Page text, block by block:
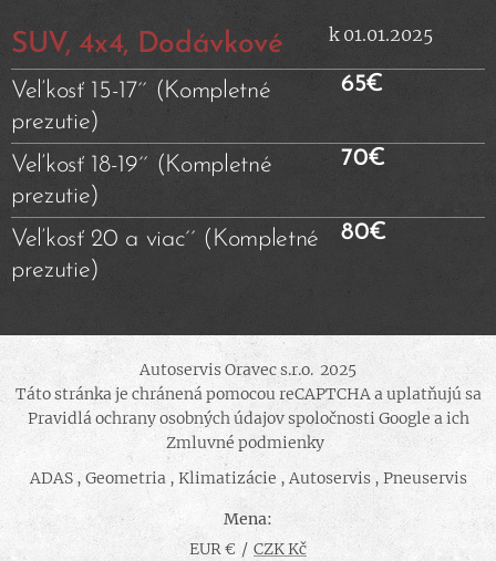
SUV, 4x4, Dodávkové k 01.01.2025
Veľkosť 15-17´´ (Kompletné
prezutie)
65€
Veľkosť 18-19´´ (Kompletné
prezutie)
70€
Veľkosť 20 a viac´´ (Kompletné
prezutie)
80€
Autoservis Oravec s.r.o. 2025
Táto stránka je chránená pomocou reCAPTCHA a uplatňujú sa
Pravidlá ochrany osobných údajov spoločnosti Google a ich
Zmluvné podmienky
ADAS , Geometria , Klimatizácie , Autoservis , Pneuservis
Mena
EUR €
CZK Kč